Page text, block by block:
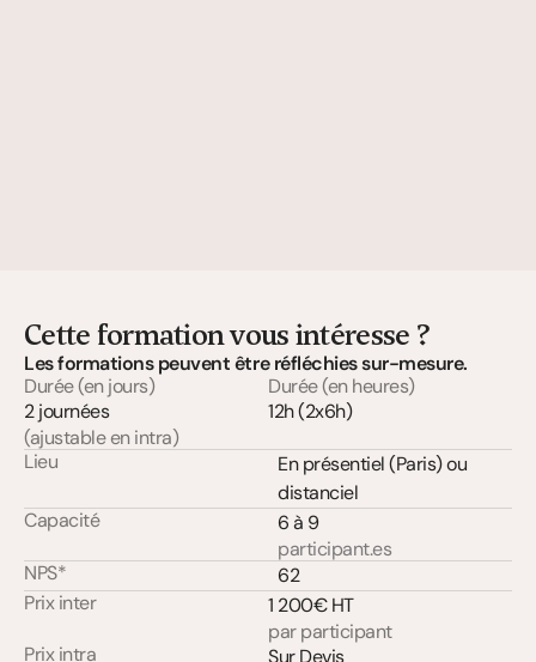
Cette formation vous intéresse ?
Les formations peuvent être réfléchies sur-mesure.
Durée (en jours)
2 journées
(ajustable en intra)
Durée (en heures)
12h (2x6h)
Lieu
En présentiel (Paris) ou
distanciel
Capacité
6 à 9
participant.es
NPS*
62
Prix inter
1 200€ HT
par participant
Prix intra
Sur Devis